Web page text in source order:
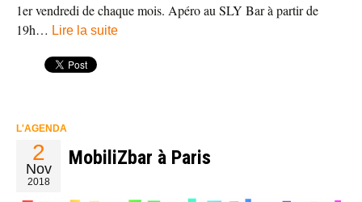
1er vendredi de chaque mois. Apéro au SLY Bar à partir de
19h… Lire la suite
L'AGENDA
2
Nov
2018
MobiliZbar à Paris